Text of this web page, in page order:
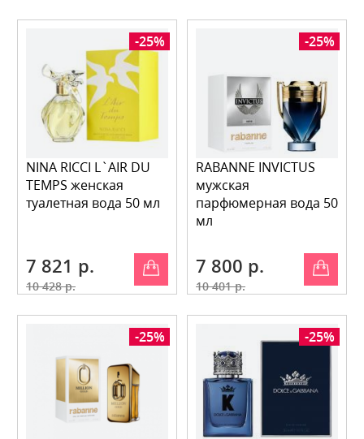
-25%
NINA RICCI L`AIR DU
TEMPS женская
туалетная вода 50 мл
7 821 р.
10 428 р.
-25%
RABANNE INVICTUS
мужская
парфюмерная вода 50
мл
7 800 р.
10 401 р.
-25% -25%